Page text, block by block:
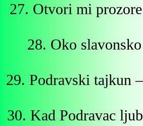
27. Otvori mi
28. Oko
29. Podravski tajkun
30. Kad Podravac